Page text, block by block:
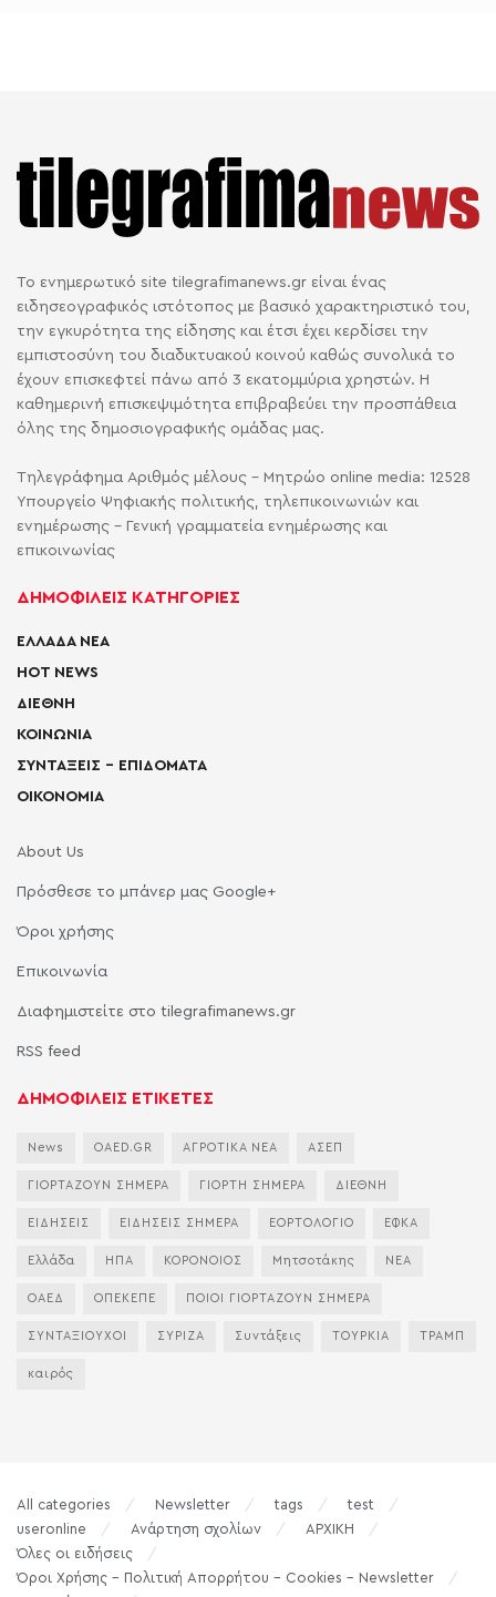
Το ενημερωτικό site tilegrafimanews.gr είναι ένας
ειδησεογραφικός ιστότοπος με βασικό χαρακτηριστικό του,
την εγκυρότητα της είδησης και έτσι έχει κερδίσει την
εμπιστοσύνη του διαδικτυακού κοινού καθώς συνολικά το
έχουν επισκεφτεί πάνω από 3 εκατομμύρια χρηστών. Η
καθημερινή επισκεψιμότητα επιβραβεύει την προσπάθεια
όλης της δημοσιογραφικής ομάδας μας.
Τηλεγράφημα Αριθμός μέλους - Μητρώο online media: 12528
Υπουργείο Ψηφιακής πολιτικής, τηλεπικοινωνιών και
ενημέρωσης - Γενική γραμματεία ενημέρωσης και
επικοινωνίας
ΔΗΜΟΦΙΛΕΙΣ ΚΑΤΗΓΟΡΙΕΣ
ΕΛΛΑΔΑ ΝΕΑ
HOT NEWS
ΔΙΕΘΝΗ
ΚΟΙΝΩΝΙΑ
ΣΥΝΤΑΞΕΙΣ – ΕΠΙΔΟΜΑΤΑ
ΟΙΚΟΝΟΜΙΑ
About Us
Πρόσθεσε το μπάνερ μας Google+
Όροι χρήσης
Επικοινωνία
Διαφημιστείτε στο tilegrafimanews.gr
RSS feed
ΔΗΜΟΦΙΛΕΙΣ ΕΤΙΚΕΤΕΣ
News OAED.GR ΑΓΡΟΤΙΚΑ ΝΕΑ ΑΣΕΠ
ΓΙΟΡΤΑΖΟΥΝ ΣΗΜΕΡΑ ΓΙΟΡΤΗ ΣΗΜΕΡΑ ΔΙΕΘΝΗ
ΕΙΔΗΣΕΙΣ ΕΙΔΗΣΕΙΣ ΣΗΜΕΡΑ ΕΟΡΤΟΛΟΓΙΟ ΕΦΚΑ
Ελλάδα ΗΠΑ ΚΟΡΟΝΟΙΟΣ Μητσοτάκης ΝΕΑ
ΟΑΕΔ ΟΠΕΚΕΠΕ ΠΟΙΟΙ ΓΙΟΡΤΑΖΟΥΝ ΣΗΜΕΡΑ
ΣΥΝΤΑΞΙΟΥΧΟΙ ΣΥΡΙΖΑ Συντάξεις ΤΟΥΡΚΙΑ ΤΡΑΜΠ
καιρός
All categories Newsletter tags
test
useronline
Ανάρτηση σχολίων
ΑΡΧΙΚΗ
Όλες οι ειδήσεις
Όροι Χρήσης – Πολιτική Απορρήτου – Cookies – Newsletter